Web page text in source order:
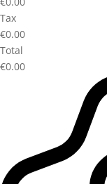
Tax
€0.00
Total
€0.00